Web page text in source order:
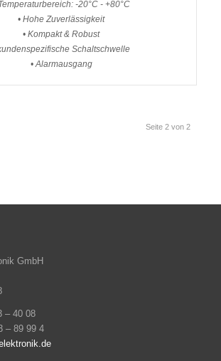
-20°C - +80°C
• Hohe Zuverlässigkeit
• Kompakt & Robust
Schaltschwelle
• Alarmausgang
Seite 2 von 2
GmbH
– 40 08
– 89 99 4